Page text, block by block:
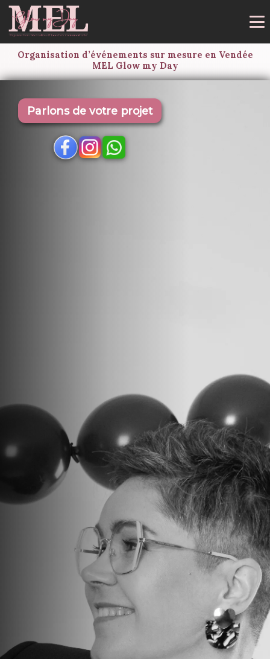
Organisation d’événements sur mesure en Vendée
MEL Glow my Day
Parlons de votre projet